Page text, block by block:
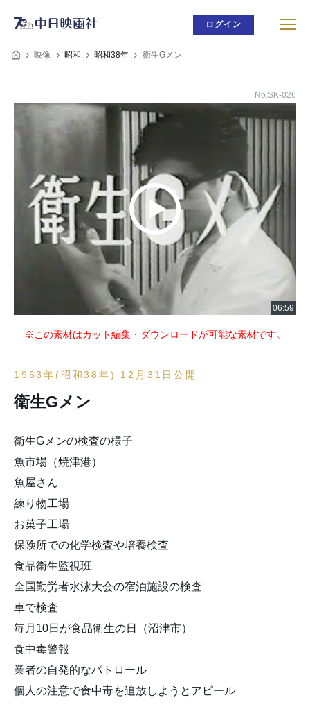
ログイン
映像 昭和 昭和38年 衛生Gメン
No.SK-026
※この素材はカット編集・ダウンロードが可能な素材です。
1963年(昭和38年) 12月31日公開
衛生Gメン
衛生Gメンの検査の様子
魚市場（焼津港）
魚屋さん
練り物工場
お菓子工場
保険所での化学検査や培養検査
食品衛生監視班
全国勤労者水泳大会の宿泊施設の検査
車で検査
毎月10日が食品衛生の日（沼津市）
食中毒警報
業者の自発的なパトロール
個人の注意で食中毒を追放しようとアピール